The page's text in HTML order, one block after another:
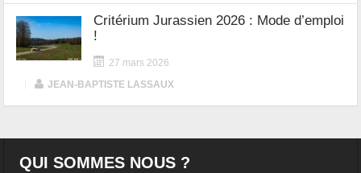
Critérium Jurassien 2026 : Mode d’emploi
!
27 mars 2026
JEAN-BAPTISTE LASSAUX
QUI SOMMES NOUS ?